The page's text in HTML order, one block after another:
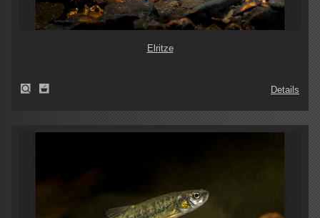
Elritze
Details